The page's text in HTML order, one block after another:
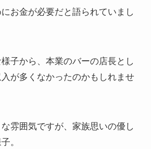
お金が必要だと語られていまし
子から、本業のバーの店長とし
が多くなかったのかもしれませ
雰囲気ですが、家族思いの優し
。